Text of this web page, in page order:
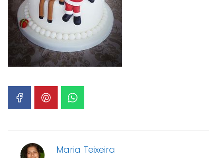
Maria Teixeira